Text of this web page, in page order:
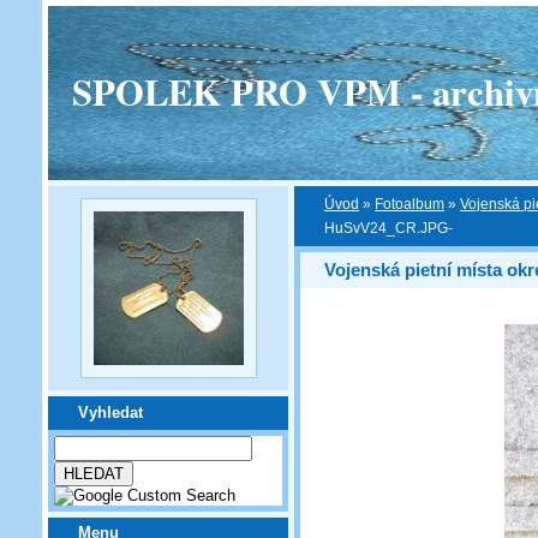
SPOLEK PRO VPM -
Vyhledat
Menu
Úvod » Fotoalbum » Vojenská
HuSvV24_CR.JPG-
Vojenská pietní místa